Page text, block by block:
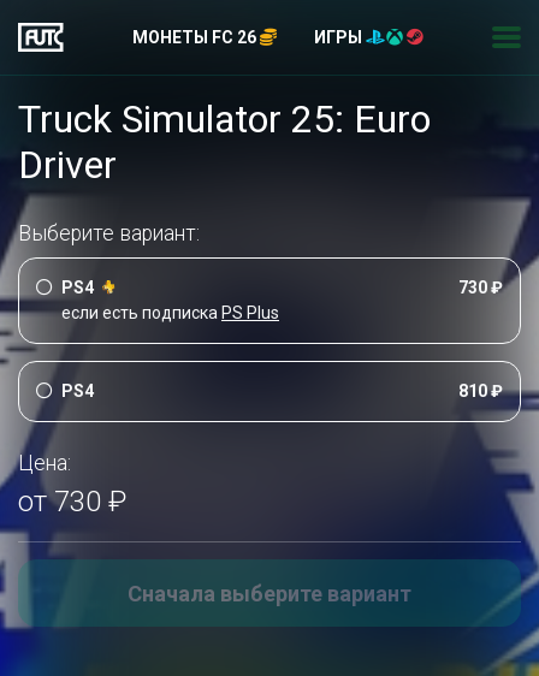
МОНЕТЫ FC 26 ИГРЫ
Truck Simulator 25: Euro
Driver
Выберите вариант:
PS4
если есть подписка PS Plus
730 ₽
PS4 810 ₽
Цена:
от 730 ₽
Сначала выберите вариант